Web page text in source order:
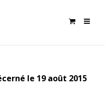
le 19 août 2015